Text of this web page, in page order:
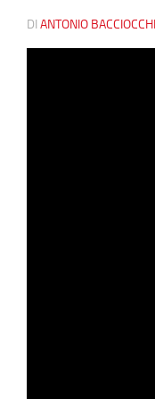
DI ANTONIO BACCIOCCHI